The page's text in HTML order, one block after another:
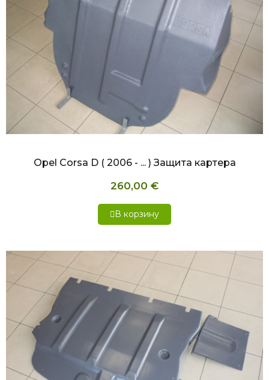
БЫСТРЫЙ ПРОСМОТР
Opel Corsa D ( 2006 - ... ) Защита картера
260,00 €
В корзину